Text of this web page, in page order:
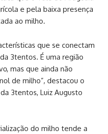
e pela baixa presença
ao milho.
que se conectam
3tentos. É uma região
mas que ainda não
de milho”, destacou o
3tentos, Luiz Augusto
do milho tende a